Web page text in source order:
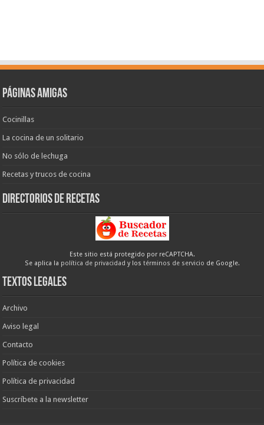
Páginas amigas
Cocinillas
La cocina de un solitario
No sólo de lechuga
Recetas y trucos de cocina
Directorios de recetas
Este sitio está protegido por reCAPTCHA.
Se aplica la política de privacidad y los términos de servicio de Google.
Textos legales
Archivo
Aviso legal
Contacto
Política de cookies
Política de privacidad
Suscríbete a la newsletter